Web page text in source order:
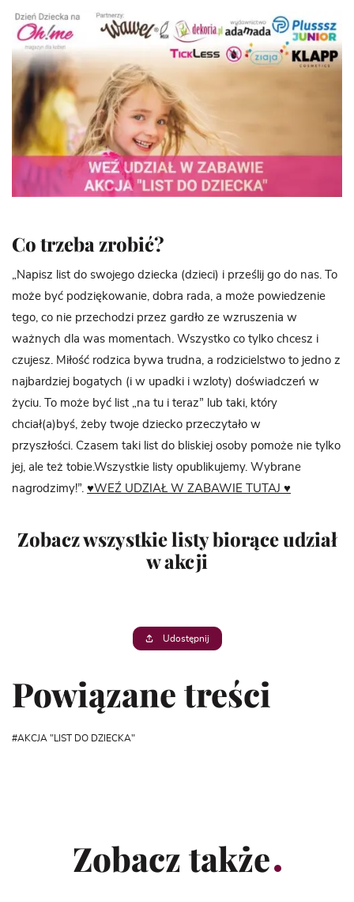
Co trzeba zrobić?
„Napisz list do swojego dziecka (dzieci) i prześlij go do nas. To
może być podziękowanie, dobra rada, a może powiedzenie
tego, co nie przechodzi przez gardło ze wzruszenia w
ważnych dla was momentach. Wszystko co tylko chcesz i
czujesz. Miłość rodzica bywa trudna, a rodzicielstwo to jedno z
najbardziej bogatych (i w upadki i wzloty) doświadczeń w
życiu. To może być list „na tu i teraz” lub taki, który
chciał(a)byś, żeby twoje dziecko przeczytało w
przyszłości. Czasem taki list do bliskiej osoby pomoże nie tylko
jej, ale też tobie.Wszystkie listy opublikujemy. Wybrane
nagrodzimy!”. ♥WEŹ UDZIAŁ W ZABAWIE TUTAJ ♥
Zobacz wszystkie listy biorące udział
w akcji
Udostępnij
Powiązane treści
AKCJA "LIST DO DZIECKA"
Zobacz także